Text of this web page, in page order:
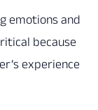
emotions and
because
experience